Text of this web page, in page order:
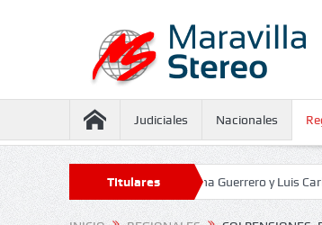
Judiciales Nacionales
Titulares
contra Juliana Guerrero y Luis Carlos